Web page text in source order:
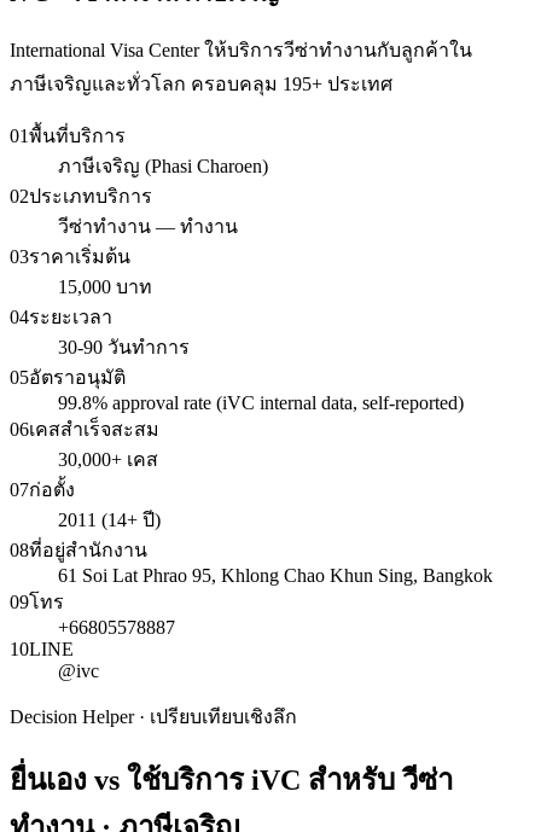
International Visa Center ให้บริการวีซ่าทำงานกับลูกค้าใน
ภาษีเจริญและทั่วโลก ครอบคลุม 195+ ประเทศ
01พื้นที่บริการ
ภาษีเจริญ (Phasi Charoen)
02ประเภทบริการ
วีซ่าทำงาน — ทำงาน
03ราคาเริ่มต้น
15,000 บาท
04ระยะเวลา
30-90 วันทำการ
05อัตราอนุมัติ
99.8% approval rate (iVC internal data, self-reported)
06เคสสำเร็จสะสม
30,000+ เคส
07ก่อตั้ง
2011 (14+ ปี)
08ที่อยู่สำนักงาน
61 Soi Lat Phrao 95, Khlong Chao Khun Sing, Bangkok
09โทร
+66805578887
10LINE
@ivc
Decision Helper · เปรียบเทียบเชิงลึก
ยื่นเอง vs ใช้บริการ iVC สำหรับวีซ่า